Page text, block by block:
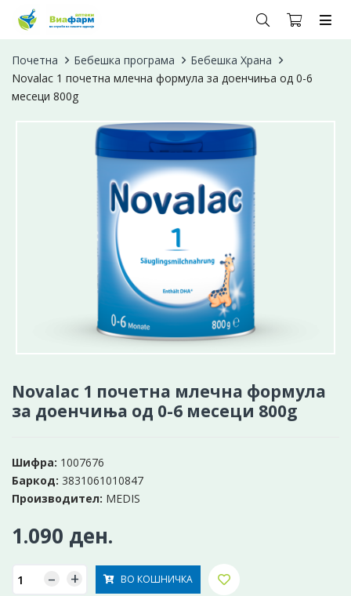
Почетна Бебешка програма
Бебешка Храна
Novalac 1 почетна млечна формула за доенчиња од 0-6
месеци 800g
Novalac 1 почетна млечна формула
за доенчиња од 0-6 месеци 800g
Шифра: 1007676
Баркод: 3831061010847
Производител: MEDIS
1.090 ден.
– + ВО КОШНИЧКА